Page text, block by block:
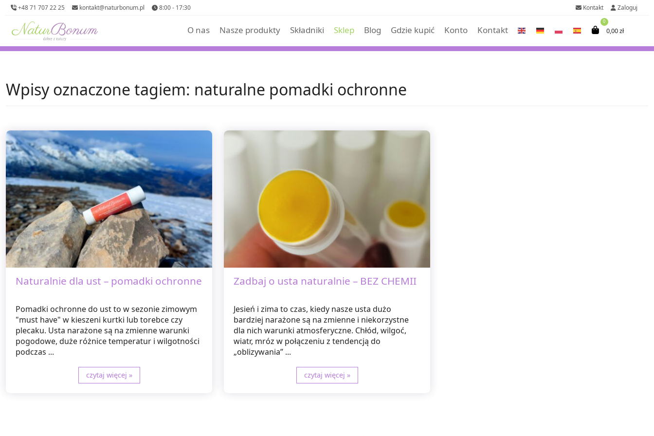
+48 71 707 22 25 kontakt@naturbonum.pl 8:00 - 17:30 Kontakt Zaloguj
O nas Nasze produkty Składniki Sklep Blog Gdzie kupić Konto Kontakt
0
0,00zł
Wpisy oznaczone tagiem: naturalne pomadki ochronne
Naturalnie dla ust – pomadki ochronne
Pomadki ochronne do ust to w sezonie zimowym
"must have" w kieszeni kurtki lub torebce czy
plecaku. Usta narażone są na zmienne warunki
pogodowe, duże różnice temperatur i wilgotności
podczas ...
czytaj więcej »
Zadbaj o usta naturalnie – BEZ CHEMII
Jesień i zima to czas, kiedy nasze usta dużo
bardziej narażone są na zmienne i niekorzystne
dla nich warunki atmosferyczne. Chłód, wilgoć,
wiatr, mróz w połączeniu z tendencją do
„oblizywania” ...
czytaj więcej »